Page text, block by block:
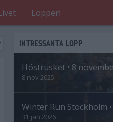
Loppen
INTRESSANTA LOPP
Höstrusket • 8
8 nov 2025
Winter Run Stockholm
31 jan 2026